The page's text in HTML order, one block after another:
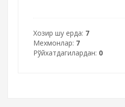
Хозир шу ерда: 7
Мехмонлар: 7
Рўйхатдагилардан: 0